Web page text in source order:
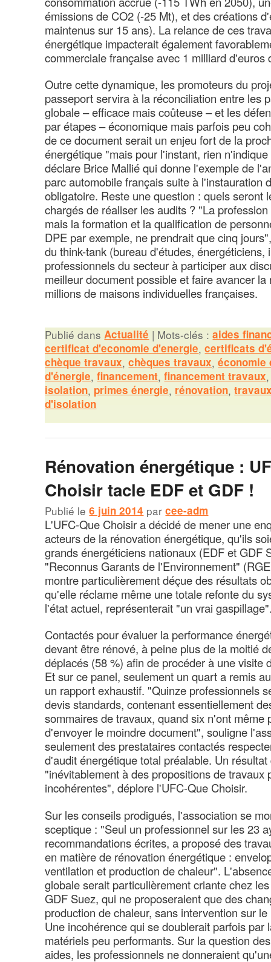
émissions de CO2 (-25 Mt), et des créations
maintenus sur 15 ans). La relance de ces
énergétique impacterait également
commerciale française avec 1 milliard d'euros
Outre cette dynamique, les promoteurs du
passeport servira à la réconciliation entre les
globale – efficace mais coûteuse – et les
par étapes – économique mais parfois peu
de ce document serait un enjeu fort de la
énergétique "mais pour l'instant, rien
déclare Brice Mallié qui donne l'exemple de
parc automobile français suite à l'instauration
obligatoire. Reste une question : quels seront
chargés de réaliser les audits ? "La
mais la formation et la qualification de
DPE par exemple, ne prendrait que cinq
du think-tank (bureau d'études, énergéticiens,
professionnels du secteur à participer aux
meilleur document possible et faire avancer
millions de maisons individuelles françaises.
Publié dans Actualité | Mots-clés : aides
certificat d'economie d'energie,certificats
chèque travaux,chèques travaux,économie
d'énergie,financement,financement travaux
isolation, primes énergie, rénovation,
d'isolation
Rénovation énergétique :
Choisir tacle EDF et GDF !
Publié le6 juin 2014 parcee-adm
L'UFC-Que Choisir a décidé de mener une
acteurs de la rénovation énergétique, qu'ils
grands énergéticiens nationaux (EDF et GDF
"Reconnus Garants de l'Environnement"
montre particulièrement déçue des résultats
qu'elle réclame même une totale refonte du
l'état actuel, représenterait "un vrai
Contactés pour évaluer la performance
devant être rénové, à peine plus de la moitié
déplacés (58 %) afin de procéder à une visite
Et sur ce panel, seulement un quart a remis
un rapport exhaustif. "Quinze professionnels
devis standards, contenant essentiellement
sommaires de travaux, quand six n'ont même
d'envoyer le moindre document", souligne
seulement des prestataires contactés
d'audit énergétique total préalable. Un
"inévitablement à des propositions de travaux
incohérentes", déplore l'UFC-Que Choisir.
Sur les conseils prodigués, l'association se
sceptique : "Seul un professionnel sur les 23
recommandations écrites, a proposé des
en matière de rénovation énergétique :
ventilation et production de chaleur".
globale serait particulièrement criante chez
GDF Suez, qui ne proposeraient que des
production de chaleur, sans intervention sur
Une incohérence qui se doublerait parfois par
matériels peu performants. Sur la question
aides, les professionnels ne donneraient